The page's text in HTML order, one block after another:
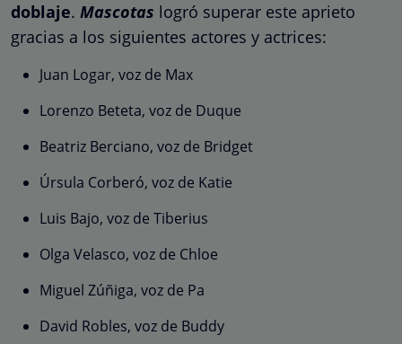
doblaje. Mascotas logró superar este aprieto
gracias a los siguientes actores y actrices:
Juan Logar, voz de Max
Lorenzo Beteta, voz de Duque
Beatriz Berciano, voz de Bridget
Úrsula Corberó, voz de Katie
Luis Bajo, voz de Tiberius
Olga Velasco, voz de Chloe
Miguel Zúñiga, voz de Pa
David Robles, voz de Buddy